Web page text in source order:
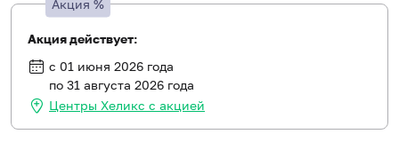
Акция %
Акция действует:
с 01 июня 2026 года
по 31 августа 2026 года
Центры Хеликс с акцией